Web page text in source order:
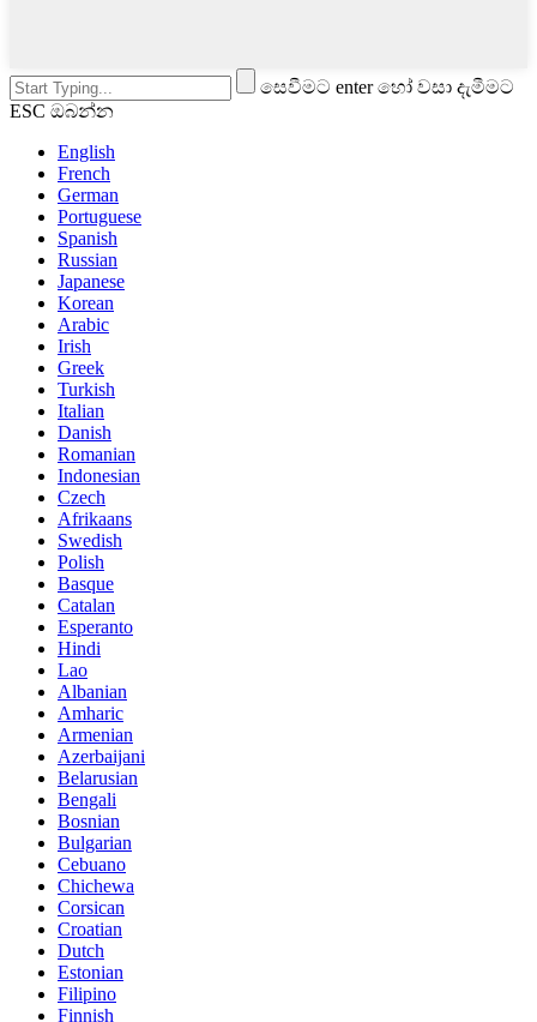
සෙවීමට enter හෝ වසා දැමීමට
ESC ඔබන්න
English
French
German
Portuguese
Spanish
Russian
Japanese
Korean
Arabic
Irish
Greek
Turkish
Italian
Danish
Romanian
Indonesian
Czech
Afrikaans
Swedish
Polish
Basque
Catalan
Esperanto
Hindi
Lao
Albanian
Amharic
Armenian
Azerbaijani
Belarusian
Bengali
Bosnian
Bulgarian
Cebuano
Chichewa
Corsican
Croatian
Dutch
Estonian
Filipino
Finnish